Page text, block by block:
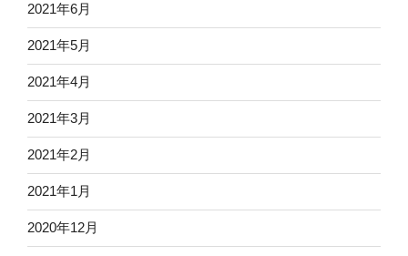
2021年6月
2021年5月
2021年4月
2021年3月
2021年2月
2021年1月
2020年12月